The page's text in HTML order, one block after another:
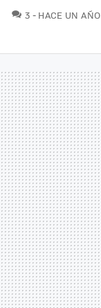
3 COMENTARIOS
HACE UN AÑO